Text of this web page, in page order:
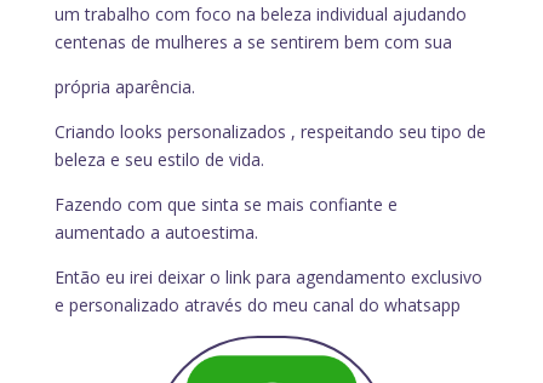
um trabalho com foco na beleza individual ajudando
centenas de mulheres a se sentirem bem com sua
própria aparência.
Criando looks personalizados , respeitando seu tipo de
beleza e seu estilo de vida.
Fazendo com que sinta se mais confiante e
aumentado a autoestima.
Então eu irei deixar o link para agendamento exclusivo
e personalizado através do meu canal do whatsapp